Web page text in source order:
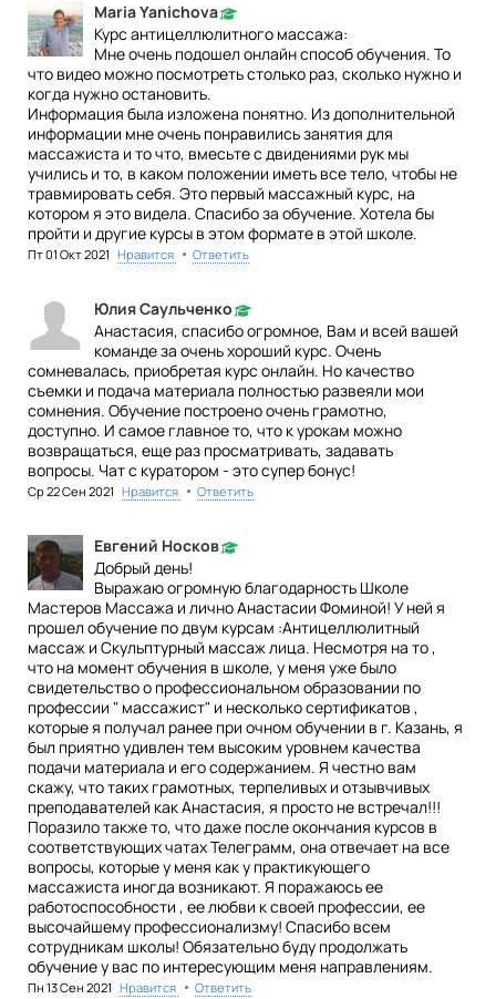
Maria Yanichova
Курс антицеллюлитного массажа:
Мне очень подошел онлайн способ обучения. То
что видео можно посмотреть столько раз, сколько нужно и
когда нужно остановить.
Информация была изложена понятно. Из дополнительной
информации мне очень понравились занятия для
массажиста и то что, вмесьте с двидениями рук мы
учились и то, в каком положении иметь все тело, чтобы не
травмировать себя. Это первый массажный курс, на
котором я это видела. Спасибо за обучение. Хотела бы
пройти и другие курсы в этом формате в этой школе.
Пт 01 Окт 2021 Нравится • Ответить
Юлия Саульченко
Анастасия, спасибо огромное, Вам и всей вашей
команде за очень хороший курс. Очень
сомневалась, приобретая курс онлайн. Но качество
съемки и подача материала полностью развеяли мои
сомнения. Обучение построено очень грамотно,
доступно. И самое главное то, что к урокам можно
возвращаться, еще раз просматривать, задавать
вопросы. Чат с куратором - это супер бонус!
Ср 22 Сен 2021 Нравится • Ответить
Евгений Носков
Добрый день!
Выражаю огромную благодарность Школе
Мастеров Массажа и лично Анастасии Фоминой! У ней я
прошел обучение по двум курсам :Антицеллюлитный
массаж и Скульптурный массаж лица. Несмотря на то ,
что на момент обучения в школе, у меня уже было
свидетельство о профессиональном образовании по
профессии " массажист" и несколько сертификатов ,
которые я получал ранее при очном обучении в г. Казань, я
был приятно удивлен тем высоким уровнем качества
подачи материала и его содержанием. Я честно вам
скажу, что таких грамотных, терпеливых и отзывчивых
преподавателей как Анастасия, я просто не встречал!!!
Поразило также то, что даже после окончания курсов в
соответствующих чатах Телеграмм, она отвечает на все
вопросы, которые у меня как у практикующего
массажиста иногда возникают. Я поражаюсь ее
работоспособности , ее любви к своей профессии, ее
высочайшему профессионализму! Спасибо всем
сотрудникам школы! Обязательно буду продолжать
обучение у вас по интересующим меня направлениям.
Пн 13 Сен 2021 Нравится • Ответить